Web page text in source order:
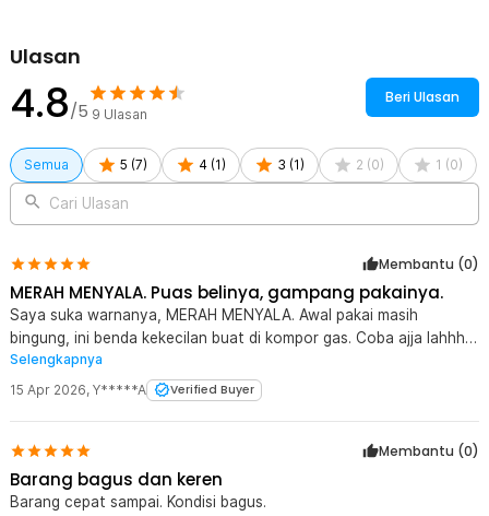
Ulasan
4.8/5 9 Ulasan
Beri Ulasan
Semua 5 (7) 4 (1) 3 (1) 2 (0) 1 (0)
Cari Ulasan
Membantu (0)
MERAH MENYALA. Puas belinya, gampang pakainya.
Saya suka warnanya, MERAH MENYALA. Awal pakai masih
bingung, ini benda kekecilan buat di kompor gas. Coba ajja lahhh,
eh berantakan, air meletup-letup, hahahha.. Percobaan
berikutnya sangat memuaskan. Takaran cukup, nyala api sesuai,
rasa kopi cocok. Puas punya ini buat pemula.
Selengkapnya
15 Apr 2026, Y*****A Verified Buyer
Membantu (0)
Barang bagus dan keren
Barang cepat sampai. Kondisi bagus.